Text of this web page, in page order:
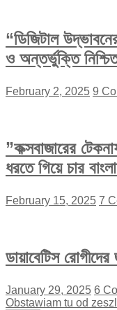
“ডিজিটাল
ও অন্তর্ভুক্তি
February 2, 2025 9
”কক্সবাজারের
ধরতে গিয়ে চার
February 15, 2025 7
ডায়াবেটিস
January 29, 2025 6
Obstawiam tu od